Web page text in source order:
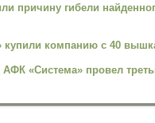
причину гибели
купили компанию с 40
«Система» провел